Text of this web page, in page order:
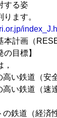
する姿
ます。
本計画（
目標】
い鉄道（安
い鉄道（速
鉄道（経済性